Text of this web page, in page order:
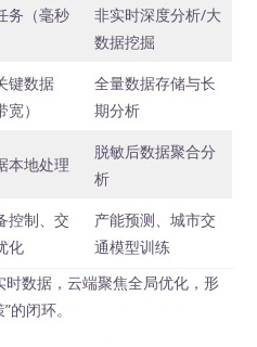
务（毫秒
非实时深度分析/大
数据挖掘
键数据
宽）
全量数据存储与长
期分析
本地处理
脱敏后数据聚合分
析
控制、交
化
产能预测、城市交
通模型训练
数据，云端聚焦全局优化，形
的闭环。